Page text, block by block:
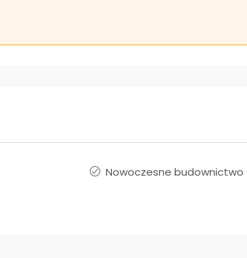
Nowoczesne budownictwo